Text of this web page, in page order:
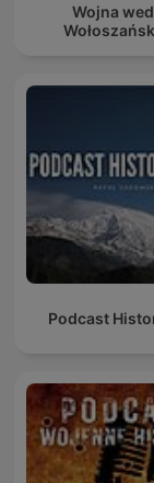
Wojna
Podcast